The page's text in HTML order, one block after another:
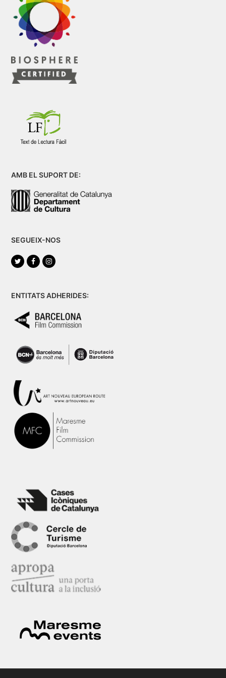
AMB EL SUPORT DE:
SEGUEIX-NOS
TwitterFacebookInstagram
ENTITATS ADHERIDES: